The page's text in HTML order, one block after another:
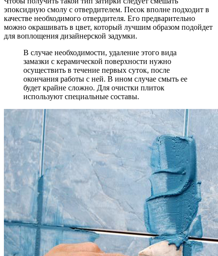
эпоксидную смолу с отвердителем. Песок вполне подходит в
качестве необходимого отвердителя. Его предварительно
можно окрашивать в цвет, который лучшим образом подойдет
для воплощения дизайнерской задумки.
В случае необходимости, удаление этого вида
замазки с керамической поверхности нужно
осуществить в течение первых суток, после
окончания работы с ней. В ином случае смыть ее
будет крайне сложно. Для очистки плиток
используют специальные составы.